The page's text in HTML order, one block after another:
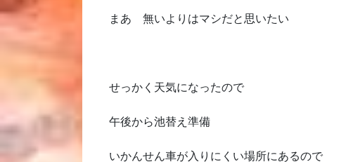
まあ 無いよりはマシだと思いたい
せっかく天気になったので
午後から池替え準備
いかんせん車が入りにくい場所にあるので